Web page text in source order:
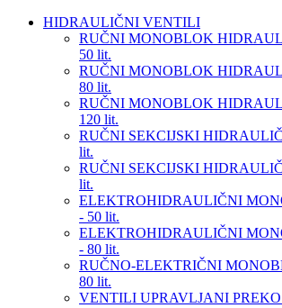
HIDRAULIČNI VENTILI
RUČNI MONOBLOK
50 lit.
RUČNI MONOBLOK
80 lit.
RUČNI MONOBLOK
120 lit.
RUČNI SEKCIJSKI
lit.
RUČNI SEKCIJSKI
lit.
ELEKTROHIDRAULIČNI
- 50 lit.
ELEKTROHIDRAULIČNI
- 80 lit.
RUČNO-ELEKTRIČNI
80 lit.
VENTILI UPRAVLJANI PREKO